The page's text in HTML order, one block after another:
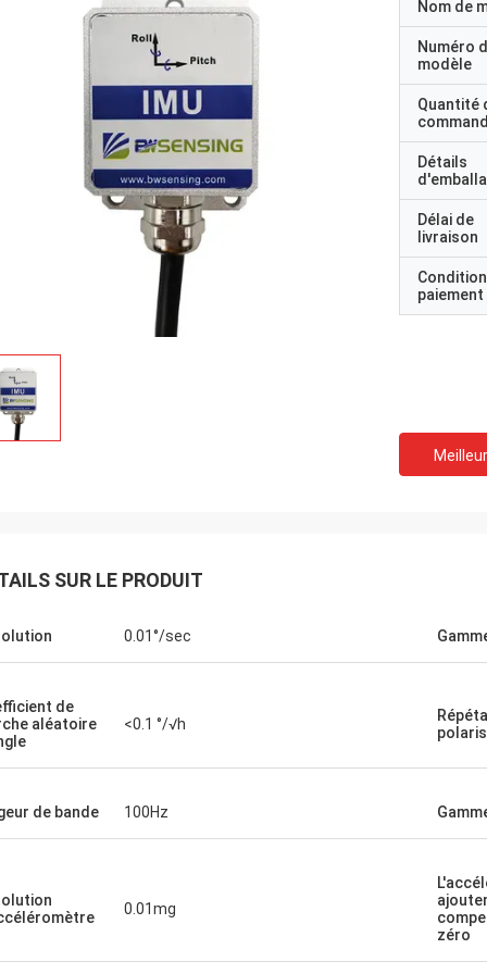
Nom de
Numéro
modèle
Quantité
Détails
Délai de
livraison
paiement
SUR LE PRODUIT
0.01°/sec
de
aléatoire
<0.1 °/√h
de bande 100Hz
0.01mg
zéro